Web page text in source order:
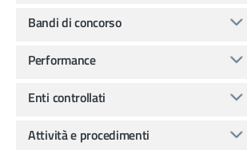
Bandi di concorso
Performance
Enti controllati
Attività e procedimenti